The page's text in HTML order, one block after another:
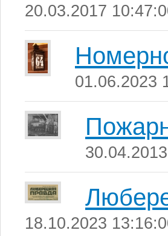
20.03.2017
01.06.2023
18.10.2023